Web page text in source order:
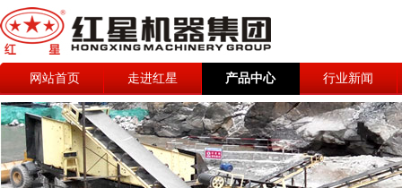
网站首页 走进红星 产品中心 行业新闻